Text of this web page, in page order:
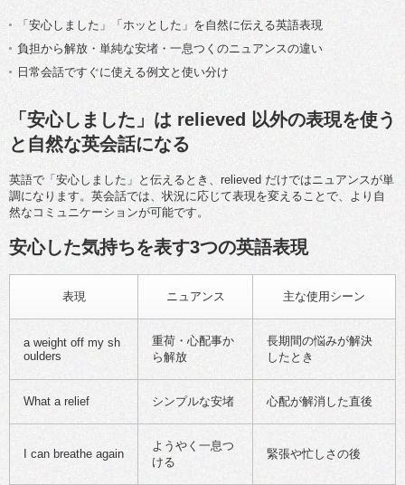
「安心しました」「ホッとした」を自然に伝える英語表現
負担から解放・単純な安堵・一息つくのニュアンスの違い
日常会話ですぐに使える例文と使い分け
「安心しました」は relieved 以外の表現を使う
と自然な英会話になる
英語で「安心しました」と伝えるとき、relieved だけではニュアンスが単
調になります。英会話では、状況に応じて表現を変えることで、より自
然なコミュニケーションが可能です。
安心した気持ちを表す3つの英語表現
表現 ニュアンス 主な使用シーン
a weight off my sh
oulders
重荷・心配事か
ら解放
長期間の悩みが解決
したとき
What a relief シンプルな安堵 心配が解消した直後
I can breathe again
ようやく一息つ
ける
緊張や忙しさの後